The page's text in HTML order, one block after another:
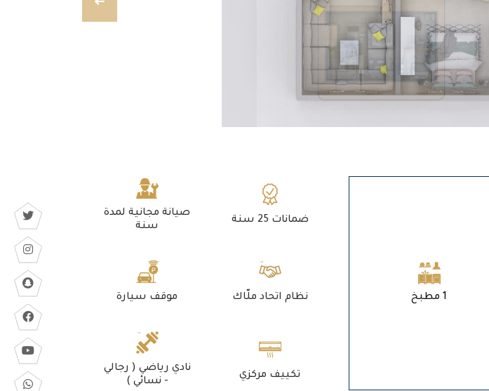
1 مطبخ
ضمانات 25 سنة
صيانة مجانية لمدة
سنة
نظام اتحاد ملّاك موقف سيارة
تكييف مركزي
نادي رياضي ( رجالي
- نسائي )